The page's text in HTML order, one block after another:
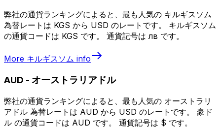
弊社の通貨ランキングによると、最も人気の キルギスソム
為替レートは KGS から USD のレートです。 キルギスソム
の通貨コードは KGS です。 通貨記号は лв です。
More キルギスソム info
AUD - オーストラリアドル
弊社の通貨ランキングによると、最も人気の オーストラリ
アドル 為替レートは AUD から USD のレートです。 豪ド
ル の通貨コードは AUD です。 通貨記号は $ です。